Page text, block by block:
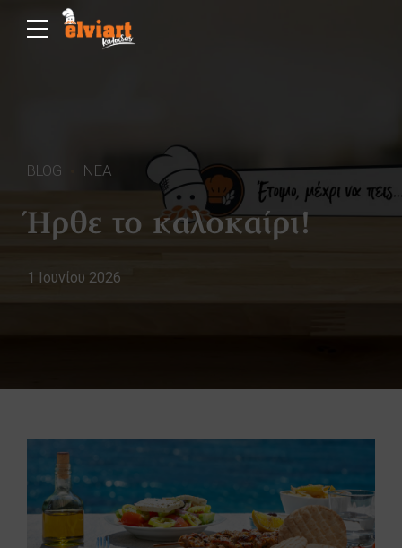
BLOG ΝΕΑ
Ήρθε το καλοκαίρι!
1 Ιουνίου 2026